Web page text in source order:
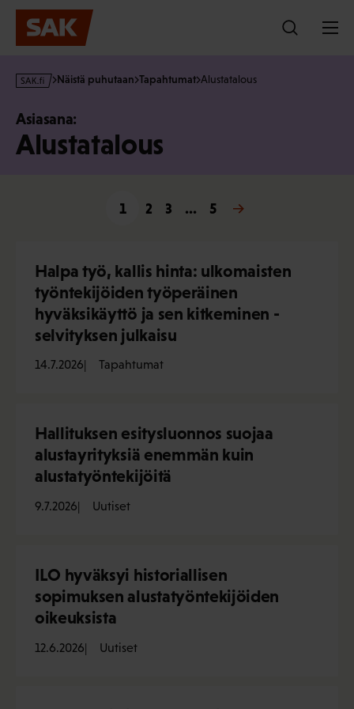
Hyppää
sisältöön
s
k
·
f
Näistä puhutaan Tapahtumat Alustatalous
Asiasana:
Alustatalous
1 2 3 … 5
Seuraava »
Halpa työ, kallis hinta: ulkomaisten
työntekijöiden työperäinen
hyväksikäyttö ja sen kitkeminen -
selvityksen julkaisu
14.7.2026 Tapahtumat
Hallituksen esitysluonnos suojaa
alustayrityksiä enemmän kuin
alustatyöntekijöitä
9.7.2026 Uutiset
ILO hyväksyi historiallisen
sopimuksen alustatyöntekijöiden
oikeuksista
12.6.2026 Uutiset